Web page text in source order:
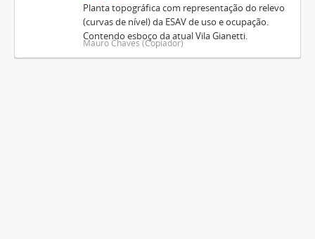
Planta topográfica com representação do relevo
(curvas de nível) da ESAV de uso e ocupação.
Contendo esboço da atual Vila Gianetti.
Mauro Chaves (Copiador)